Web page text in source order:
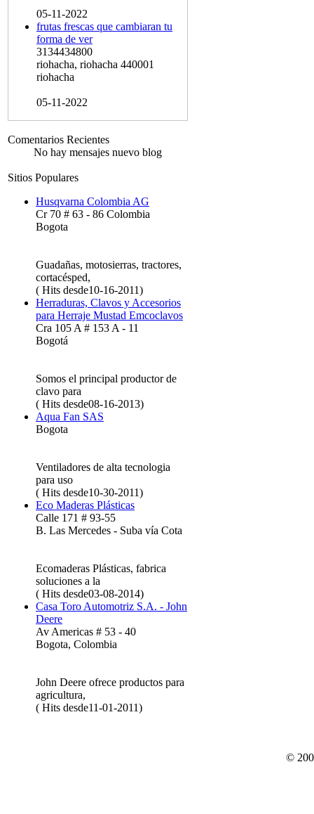
05-11-2022
frutas frescas que cambiaran tu
forma de ver
3134434800
riohacha, riohacha 440001
riohacha
05-11-2022
Comentarios Recientes
No hay mensajes nuevo blog
Sitios Populares
Husqvarna Colombia AG
Cr 70 # 63 - 86 Colombia
Bogota
Guadañas, motosierras, tractores,
cortacésped,
( Hits desde10-16-2011)
Herraduras, Clavos y Accesorios
para Herraje Mustad Emcoclavos
Cra 105 A # 153 A - 11
Bogotá
Somos el principal productor de
clavo para
( Hits desde08-16-2013)
Aqua Fan SAS
Bogota
Ventiladores de alta tecnologia
para uso
( Hits desde10-30-2011)
Eco Maderas Plásticas
Calle 171 # 93-55
B. Las Mercedes - Suba vía Cota
Ecomaderas Plásticas, fabrica
soluciones a la
( Hits desde03-08-2014)
Casa Toro Automotriz S.A. - John
Deere
Av Americas # 53 - 40
Bogota, Colombia
John Deere ofrece productos para
agricultura,
( Hits desde11-01-2011)
©